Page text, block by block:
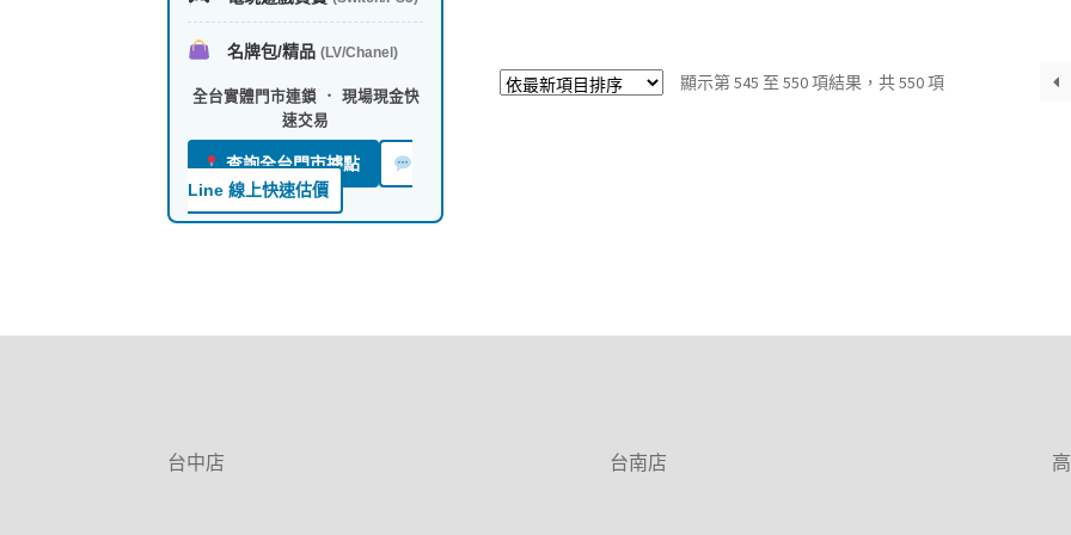
顯示第 545 至 550 項結果，共 550 項依
名牌包/精品 (LV/Chanel)
全台實體門市連鎖 ． 現場現金快
速交易
查詢全台門市據點
Line 線上快速估價
台中店 台南店